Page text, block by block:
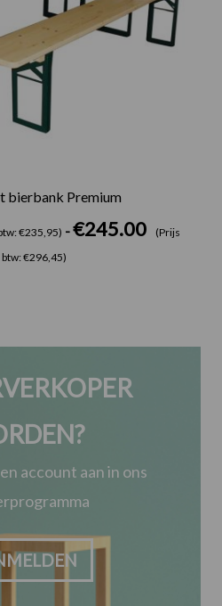
bierbank Premium
€235,95) - €245.00
(Prijs
btw: €296,45)
account aan in ons